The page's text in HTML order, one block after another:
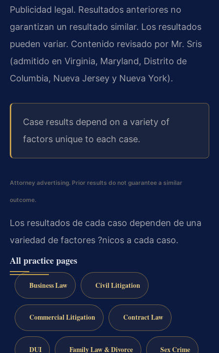
Publicidad legal. Resultados anteriores no
garantizan un resultado similar. Los resultados
pueden variar. Contenido revisado por Mr. Sris
(admitido en Virginia, Maryland, Distrito de
Columbia, Nueva Jersey y Nueva York).
Case results depend on a variety of
factors unique to each case.
Attorney advertising. Prior results do not guarantee a similar
outcome.
Los resultados de cada caso dependen de una
variedad de factores ?nicos a cada caso.
All practice pages
Business Law Civil Litigation
Commercial Litigation Contract Law
DUI Family Law & Divorce Sex Crime